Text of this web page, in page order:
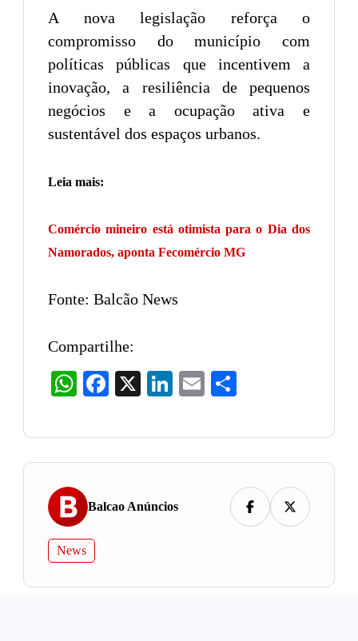
A nova legislação reforça o
compromisso do município com
políticas públicas que incentivem a
inovação, a resiliência de pequenos
negócios e a ocupação ativa e
sustentável dos espaços urbanos.
Leia mais:
Comércio mineiro está otimista para o Dia dos
Namorados, aponta Fecomércio MG
Fonte: Balcão News
Compartilhe:
WhatsAppFacebook LinkedIn
Email
Balcao Anúncios
News